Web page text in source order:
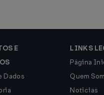
E
Dados
LINKS
Página
Quem
Notícias